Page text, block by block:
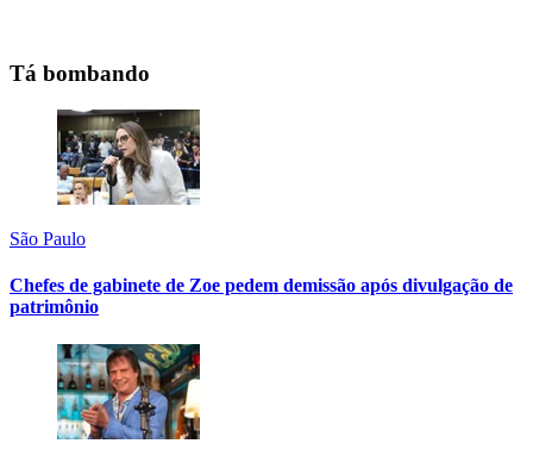
Tá bombando
São Paulo
Chefes de gabinete de Zoe pedem demissão após divulgação de
patrimônio